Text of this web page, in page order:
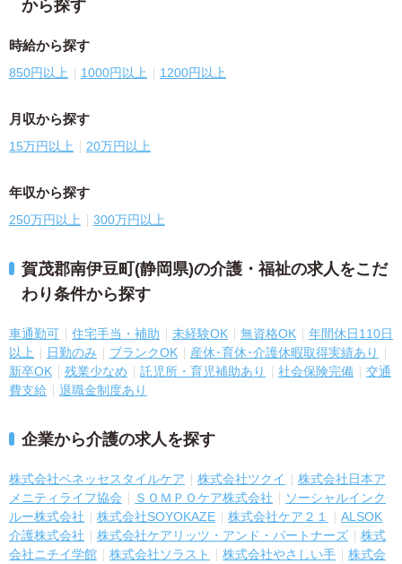
から探す
時給から探す
850円以上 1000円以上 1200円以上
月収から探す
15万円以上 20万円以上
年収から探す
250万円以上 300万円以上
賀茂郡南伊豆町(静岡県)の介護・福祉の求人をこだ
わり条件から探す
車通勤可 住宅手当・補助 未経験OK 無資格OK
年間休日110日
以上
日勤のみ ブランクOK
産休･育休･介護休暇取得実績あり
新卒OK
残業少なめ 託児所・育児補助あり 社会保険完備
交通
費支給
退職金制度あり
企業から介護の求人を探す
株式会社ベネッセスタイルケア 株式会社ツクイ
株式会社日本ア
メニティライフ協会
ＳＯＭＰＯケア株式会社
ソーシャルインク
ルー株式会社
株式会社SOYOKAZE 株式会社ケア２１
ALSOK
介護株式会社
株式会社ケアリッツ・アンド・パートナーズ
株式
会社ニチイ学館
株式会社ソラスト 株式会社やさしい手
株式会